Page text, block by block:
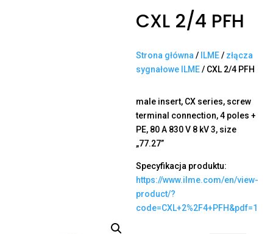
CXL 2/4 PFH
Strona główna / ILME/ złącza
sygnałowe ILME/ CXL 2/4 PFH
male insert, CX series, screw
terminal connection, 4 poles +
PE, 80 A 830 V 8 kV 3, size
„77.27”
Specyfikacja produktu:
https://www.ilme.com/en/view-
product/?
code=CXL+2%2F4+PFH&pdf=1